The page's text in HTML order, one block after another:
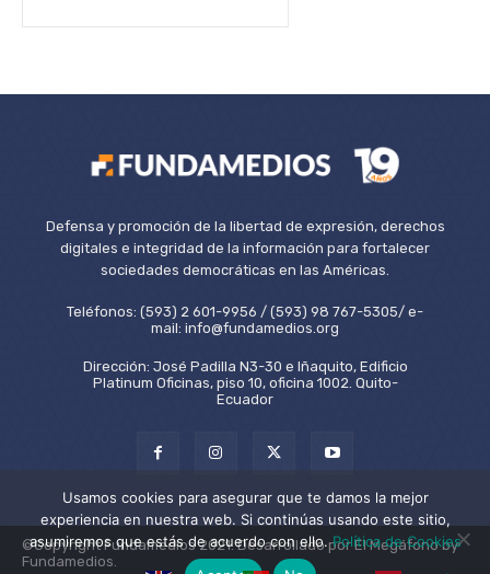
Defensa y promoción de la libertad de expresión, derechos
digitales e integridad de la información para fortalecer
sociedades democráticas en las Américas.
Teléfonos: (593) 2 601-9956 / (593) 98 767-5305/ e-
mail: info@fundamedios.org
Dirección: José Padilla N3-30 e Iñaquito, Edificio
Platinum Oficinas, piso 10, oficina 1002. Quito-
Ecuador
©Copyright Fundamedios 2021. Desarrollado por El Megáfono by
Fundamedios.
Usamos cookies para asegurar que te damos la mejor
experiencia en nuestra web. Si continúas usando este sitio,
asumiremos que estás de acuerdo con ello.Política de Cookies